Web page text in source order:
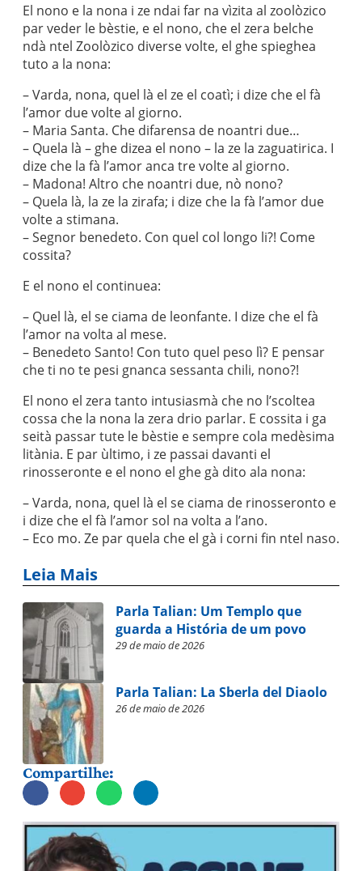
El nono e la nona i ze ndai far na vìzita al zoolòzico
par veder le bèstie, e el nono, che el zera belche
ndà ntel Zoolòzico diverse volte, el ghe spieghea
tuto a la nona:
– Varda, nona, quel là el ze el coatì; i dize che el fà
l’amor due volte al giorno.
– Maria Santa. Che difarensa de noantri due…
– Quela là – ghe dizea el nono – la ze la zaguatirica. I
dize che la fà l’amor anca tre volte al giorno.
– Madona! Altro che noantri due, nò nono?
– Quela là, la ze la zirafa; i dize che la fà l’amor due
volte a stimana.
– Segnor benedeto. Con quel col longo li?! Come
cossita?
E el nono el continuea:
– Quel là, el se ciama de leonfante. I dize che el fà
l’amor na volta al mese.
– Benedeto Santo! Con tuto quel peso lì? E pensar
che ti no te pesi gnanca sessanta chili, nono?!
El nono el zera tanto intusiasmà che no l’scoltea
cossa che la nona la zera drio parlar. E cossita i ga
seità passar tute le bèstie e sempre cola medèsima
litània. E par ùltimo, i ze passai davanti el
rinosseronte e el nono el ghe gà dito ala nona:
– Varda, nona, quel là el se ciama de rinosseronto e
i dize che el fà l’amor sol na volta a l’ano.
– Eco mo. Ze par quela che el gà i corni fin ntel naso.
Leia Mais
Parla Talian: Um Templo que
guarda a História de um povo
29 de maio de 2026
Parla Talian: La Sberla del Diaolo
26 de maio de 2026
Compartilhe: